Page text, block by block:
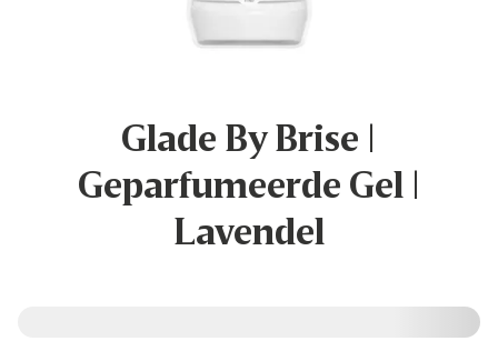
Glade By Brise |
Geparfumeerde Gel |
Lavendel